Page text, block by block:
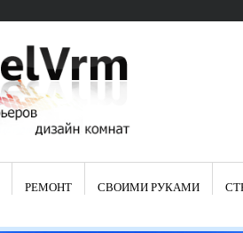
Свежие
Японские
РЕМОНТ СВОИМИ РУКАМИ